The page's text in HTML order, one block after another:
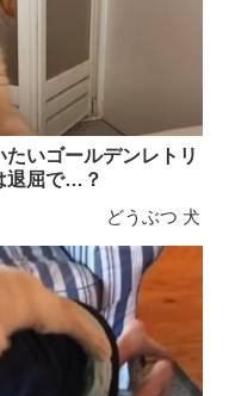
いゴールデンレトリ
退屈で…？
どうぶつ 犬